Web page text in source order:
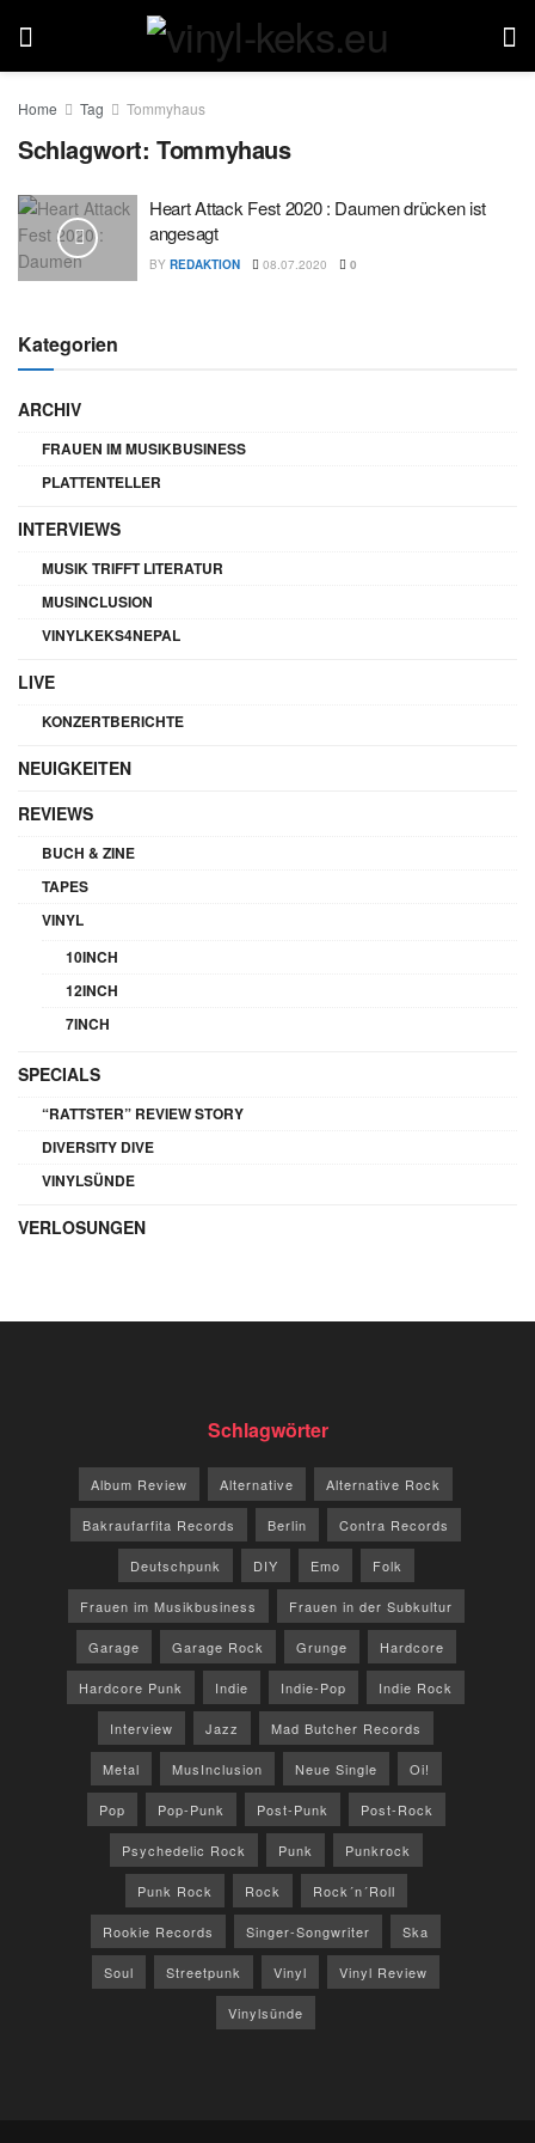
Home Tag Tommyhaus
Schlagwort:Tommyhaus
Heart Attack Fest 2020 : Daumen drücken ist
angesagt
BY REDAKTION 08.07.2020 0
Kategorien
ARCHIV
FRAUEN IM MUSIKBUSINESS
PLATTENTELLER
INTERVIEWS
MUSIK TRIFFT LITERATUR
MUSINCLUSION
VINYLKEKS4NEPAL
LIVE
KONZERTBERICHTE
NEUIGKEITEN
REVIEWS
BUCH & ZINE
TAPES
VINYL
10INCH
12INCH
7INCH
SPECIALS
“RATTSTER” REVIEW STORY
DIVERSITY DIVE
VINYLSÜNDE
VERLOSUNGEN
Schlagwörter
Album Review Alternative Alternative Rock
Bakraufarfita Records Berlin Contra Records
Deutschpunk DIY Emo Folk
Frauen im Musikbusiness Frauen in der Subkultur
Garage Garage Rock Grunge Hardcore
Hardcore Punk Indie Indie-Pop Indie Rock
Interview Jazz Mad Butcher Records
Metal MusInclusion Neue Single Oi!
Pop Pop-Punk Post-Punk Post-Rock
Psychedelic Rock Punk Punkrock
Punk Rock Rock Rock´n´Roll
Rookie Records Singer-Songwriter Ska
Soul Streetpunk Vinyl Vinyl Review
Vinylsünde